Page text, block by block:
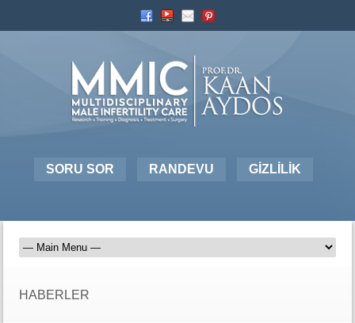
SORU SOR RANDEVU GİZLİLİK
HABERLER